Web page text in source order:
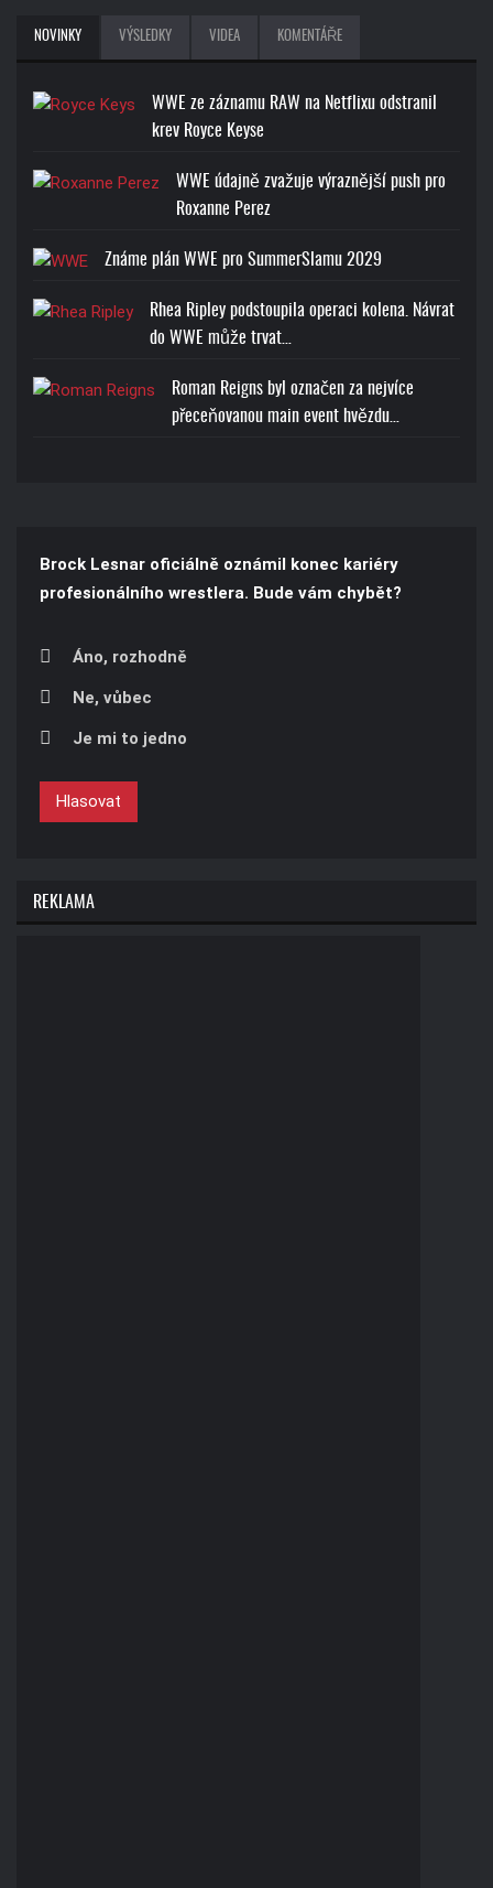
NOVINKY VÝSLEDKY VIDEA KOMENTÁŘE
WWE ze záznamu RAW na Netflixu odstranil
krev Royce Keyse
WWE údajně zvažuje výraznější push pro
Roxanne Perez
Známe plán WWE pro SummerSlamu 2029
Rhea Ripley podstoupila operaci kolena. Návrat
do WWE může trvat…
Roman Reigns byl označen za nejvíce
přeceňovanou main event hvězdu…
Brock Lesnar oficiálně oznámil konec kariéry
profesionálního wrestlera. Bude vám chybět?
Áno, rozhodně
Ne, vůbec
Je mi to jedno
Hlasovat
REKLAMA